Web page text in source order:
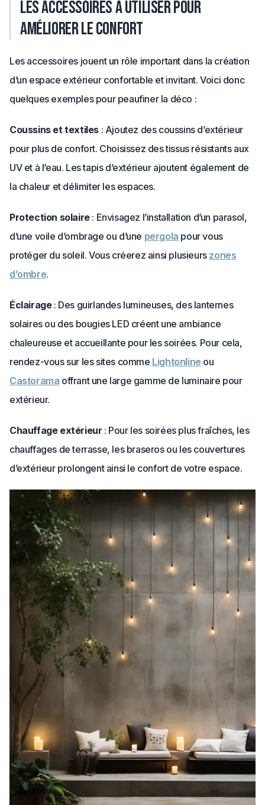
Les accessoires à utiliser pour
améliorer le confort
Les accessoires jouent un rôle important dans la création
d’un espace extérieur confortable et invitant. Voici donc
quelques exemples pour peaufiner la déco :
Coussins et textiles : Ajoutez des coussins d’extérieur
pour plus de confort. Choisissez des tissus résistants aux
UV et à l’eau. Les tapis d’extérieur ajoutent également de
la chaleur et délimiter les espaces.
Protection solaire: Envisagez l’installation d’un parasol,
d’une voile d’ombrage ou d’une pergola pour vous
protéger du soleil. Vous créerez ainsi plusieurs zones
d’ombre.
Éclairage: Des guirlandes lumineuses, des lanternes
solaires ou des bougies LED créent une ambiance
chaleureuse et accueillante pour les soirées. Pour cela,
rendez-vous sur les sites comme Lightonline ou
Castorama offrant une large gamme de luminaire pour
extérieur.
Chauffage extérieur : Pour les soirées plus fraîches, les
chauffages de terrasse, les braseros ou les couvertures
d’extérieur prolongent ainsi le confort de votre espace.